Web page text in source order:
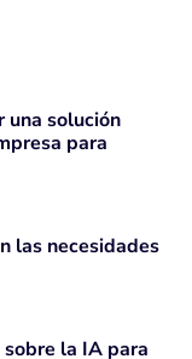
una solución
para
las necesidades
la IA para